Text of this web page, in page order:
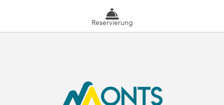
Reservierung